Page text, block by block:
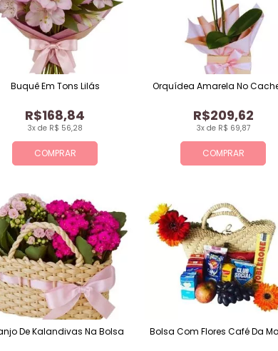
COMPRAR
3x de R$ 56,28
R$168,84
Buquê Em Tons Lilás
COMPRAR
3x de R$ 69,87
R$209,62
Orquídea Amarela No
De Kalandivas Na Bolsa Bolsa Com Flores Café Da